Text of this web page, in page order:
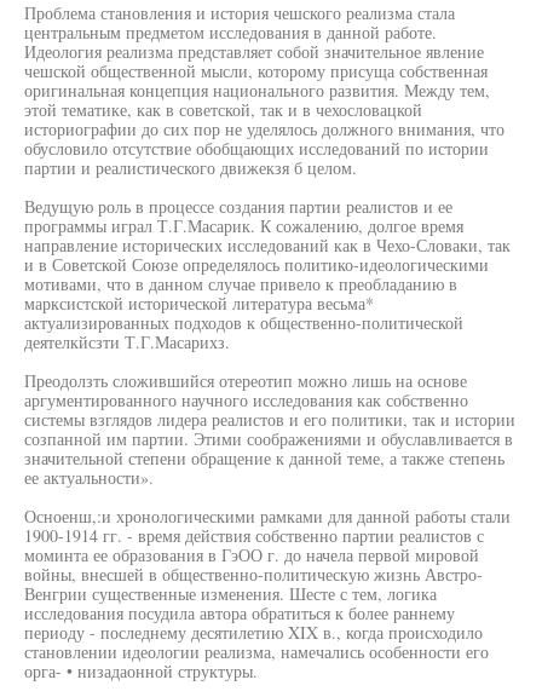
Проблема становления и история чешского реализма стала
центральным предметом исследования в данной работе.
Идеология реализма представляет собой значительное явление
чешской общественной мысли, которому присуща собственная
оригинальная концепция национального развития. Между тем,
этой тематике, как в советской, так и в чехословацкой
историографии до сих пор не уделялось должного внимания, что
обусловило отсутствие обобщающих исследований по истории
партии и реалистического движекзя б целом.
Ведущую роль в процессе создания партии реалистов и ее
программы играл Т.Г.Масарик. К сожалению, долгое время
направление исторических исследований как в Чехо-Словаки, так
и в Советской Союзе определялось политико-идеологическими
мотивами, что в данном случае привело к преобладанию в
марксистской исторической литература весьма*
актуализированных подходов к общественно-политической
деятелкйсзти Т.Г.Масарихз.
Преодолзть сложившийся отереотип можно лишь на основе
аргументированного научного исследования как собственно
системы взглядов лидера реалистов и его политики, так и истории
созпанной им партии. Этими соображениями и обуславливается в
значительной степени обращение к данной теме, а также степень
ее актуальности».
Осноенш,:и хронологическими рамками для данной работы стали
1900-1914 гг. - время действия собственно партии реалистов с
моминта ее образования в ГэОО г. до начела первой мировой
войны, внесшей в общественно-политическую жизнь Австро-
Венгрии существенные изменения. Шесте с тем, логика
исследования посудила автора обратиться к более раннему
периоду - последнему десятилетию XIX в., когда происходило
становлении идеологии реализма, намечались особенности его
орга- • низадаонной структуры.